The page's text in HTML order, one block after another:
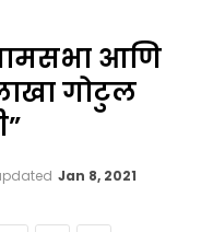
आणि
गोटुल
Jan 8, 2021